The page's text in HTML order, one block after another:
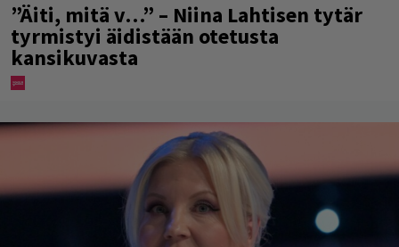
”Äiti, mitä v…” – Niina Lahtisen tytär
tyrmistyi äidistään otetusta
kansikuvasta